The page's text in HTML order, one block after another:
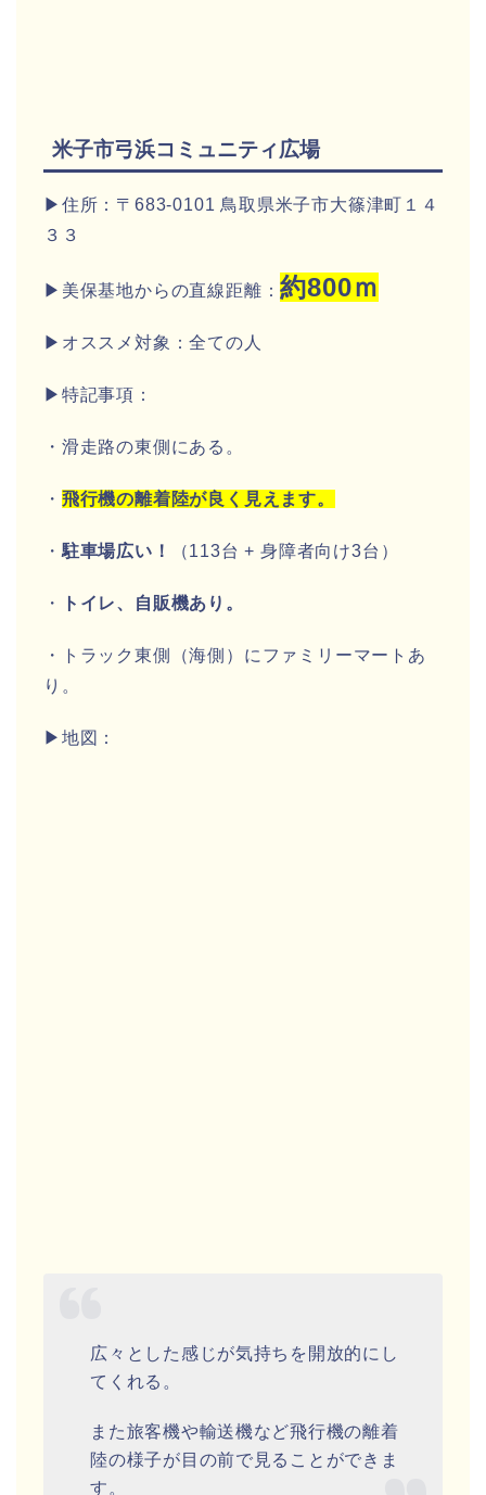
米子市弓浜コミュニティ広場
▶住所：〒683-0101 鳥取県米子市大篠津町１４
３３
▶美保基地からの直線距離：約800ｍ
▶オススメ対象：全ての人
▶特記事項：
・滑走路の東側にある。
・ 飛行機の離着陸が良く見えます。
・ 駐車場広い！ （113台 + 身障者向け3台）
・ トイレ、自販機あり。
・トラック東側（海側）にファミリーマートあ
り。
▶地図：
広々とした感じが気持ちを開放的にし
てくれる。
また旅客機や輸送機など飛行機の離着
陸の様子が目の前で見ることができま
す。